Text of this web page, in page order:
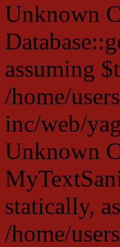
Unknown
assuming
/home/
inc/web/
Unknown
statically,
/home/